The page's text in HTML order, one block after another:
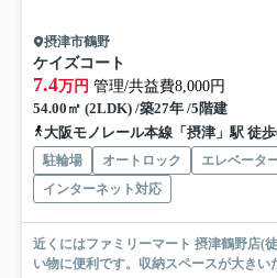
摂津市鶴野
ケイズコート
7.4万円 管理/共益費8,000円
54.00㎡ (2LDK) /築27年 /5階建
大阪モノレール本線「摂津」駅 徒
駐輪場 オートロック エレベータ
インターネット対応
近くにはファミリーマート 摂津鶴野店(
い物に便利です。収納スペースが大きい